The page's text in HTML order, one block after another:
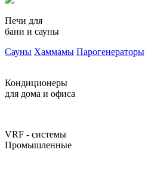
Печи для
бани и сауны
Сауны Хаммамы Парогенераторы
Кондиционеры
для дома и офиса
VRF - системы
Промышленные